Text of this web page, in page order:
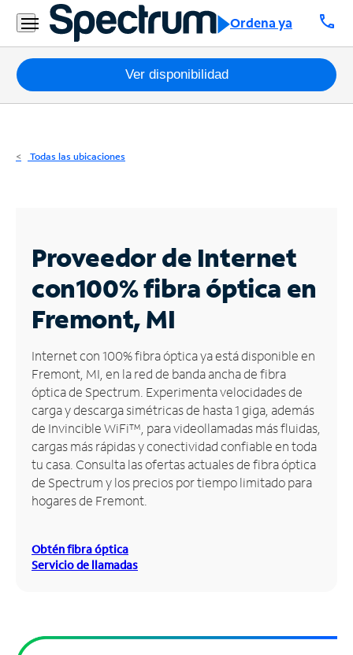
Ordena ya call
Residencial
Business
Paquetes
Internet
Business
Contáctanos
Inglés
Administrar
cuenta
Encuentra
una
tienda
Ver disponibilidad
Todas las ubicaciones
Proveedor de Internet
con100% fibra óptica en
Fremont, MI
Internet con 100% fibra óptica ya está disponible en
Fremont, MI, en la red de banda ancha de fibra
óptica de Spectrum. Experimenta velocidades de
carga y descarga simétricas de hasta 1 giga, además
de Invincible WiFi™, para videollamadas más fluidas,
cargas más rápidas y conectividad confiable en toda
tu casa. Consulta las ofertas actuales de fibra óptica
de Spectrum y los precios por tiempo limitado para
hogares de Fremont.
Obtén fibra óptica
Servicio de llamadas